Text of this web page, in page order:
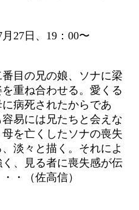
27日、19：00〜
目の兄の娘、ソナに梁
を重ね合わせる。愛くる
病死されたからであ
易には兄たちと会えな
を亡くしたソナの喪失
淡々と描く。それによ
、見る者に喪失感が伝
・（佐高信）